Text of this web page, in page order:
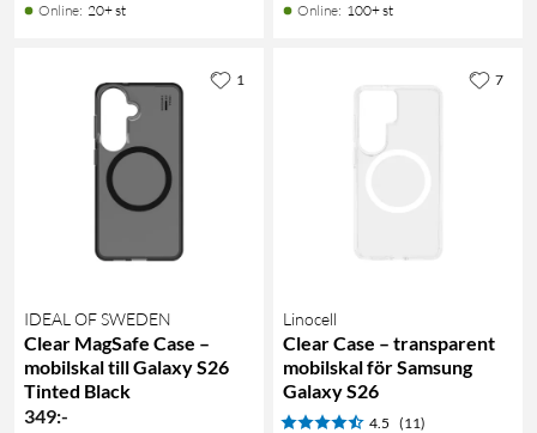
Online: 20+ st Online: 100+ st
IDEAL OF SWEDEN
Clear MagSafe Case –
mobilskal till Galaxy S26
Tinted Black
349:-
1
Linocell
Clear Case – transparent
mobilskal för Samsung
Galaxy S26
4.5 (11)
7